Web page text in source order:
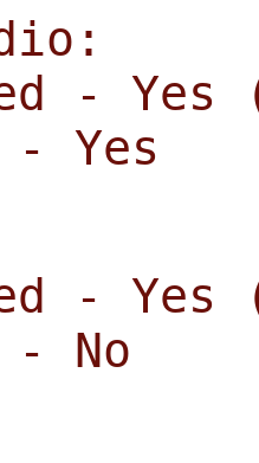
- Yes
- Yes
- Yes
- No